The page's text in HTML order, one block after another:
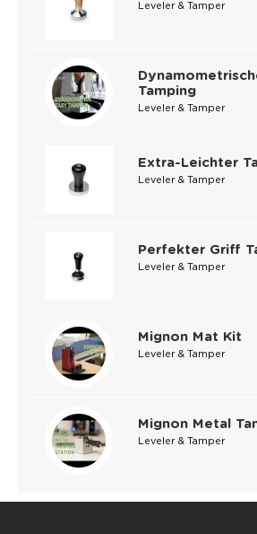
Leveler & Tamper
Tamping
Leveler & Tamper
Extra-Leichter
Leveler & Tamper
Perfekter Griff
Leveler & Tamper
Mignon Mat Kit
Leveler & Tamper
Mignon Metal
Leveler & Tamper